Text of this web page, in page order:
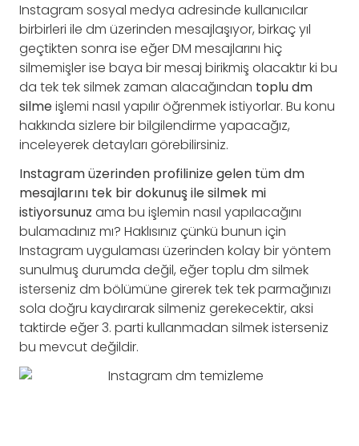
Instagram sosyal medya adresinde kullanıcılar
birbirleri ile dm üzerinden mesajlaşıyor, birkaç yıl
geçtikten sonra ise eğer DM mesajlarını hiç
silmemişler ise baya bir mesaj birikmiş olacaktır ki bu
da tek tek silmek zaman alacağından toplu dm
silmeişlemi nasıl yapılır öğrenmek istiyorlar. Bu konu
hakkında sizlere bir bilgilendirme yapacağız,
inceleyerek detayları görebilirsiniz.
Instagram üzerinden profilinize gelen tüm dm
mesajlarını tek bir dokunuş ile silmek mi
istiyorsunuz ama bu işlemin nasıl yapılacağını
bulamadınız mı? Haklısınız çünkü bunun için
Instagram uygulaması üzerinden kolay bir yöntem
sunulmuş durumda değil, eğer toplu dm silmek
isterseniz dm bölümüne girerek tek tek parmağınızı
sola doğru kaydırarak silmeniz gerekecektir, aksi
taktirde eğer 3. parti kullanmadan silmek isterseniz
bu mevcut değildir.